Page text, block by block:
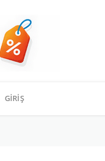
GIRIŞ